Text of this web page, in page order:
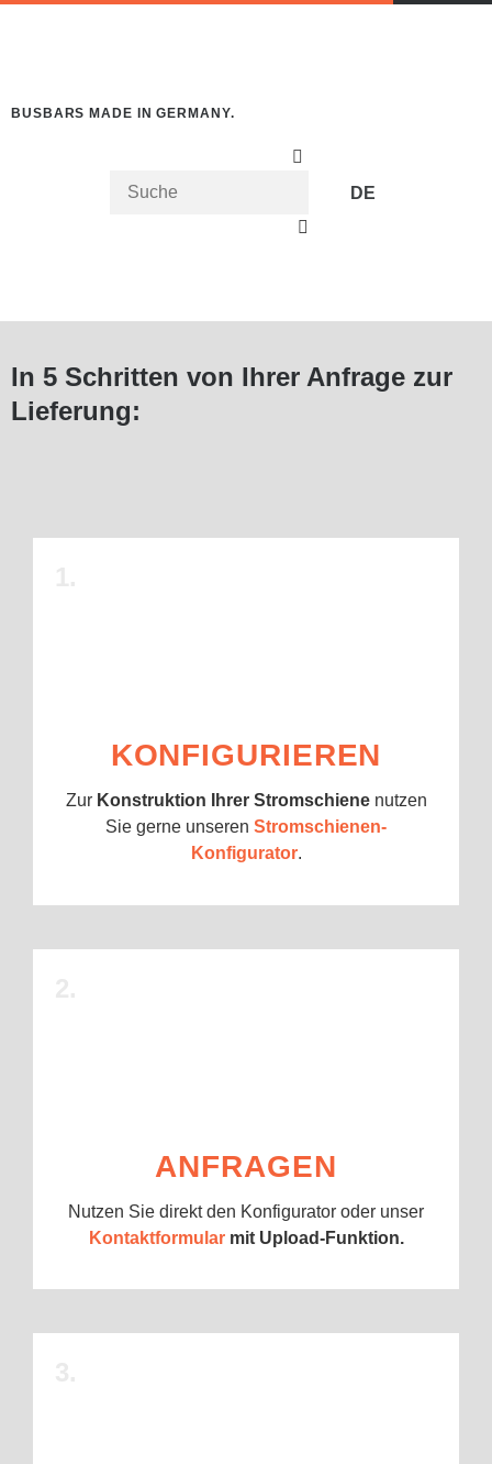
BUSBARS MADE IN GERMANY.
DE
In 5 Schritten von Ihrer Anfrage zur
Lieferung:
KONFIGURIEREN
Zur Konstruktion Ihrer Stromschienenutzen
Sie gerne unseren Stromschienen-
Konfigurator.
ANFRAGEN
Nutzen Sie direkt den Konfigurator oder unser
Kontaktformularmit Upload-Funktion.